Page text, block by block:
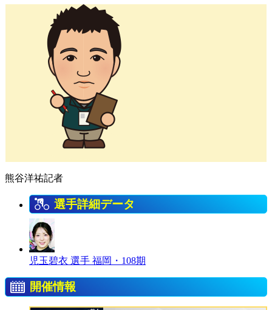
熊谷洋祐記者
選手詳細データ
児玉碧衣 選手 福岡・108期
開催情報